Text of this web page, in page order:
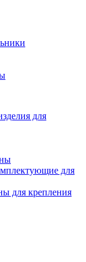
для
для
для крепления